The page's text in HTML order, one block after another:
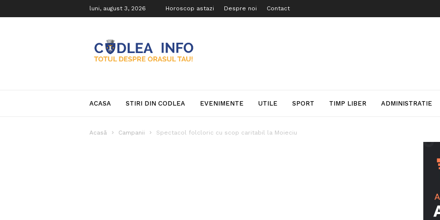
luni, august 3, 2026 Horoscop astazi Despre noi Contact
Info
ACASA STIRI DIN CODLEA EVENIMENTE UTILE SPORT TIMP LIBER ADMINISTRATIE
Acasă Campanii Spectacol folcloric cu scop caritabil la Moieciu